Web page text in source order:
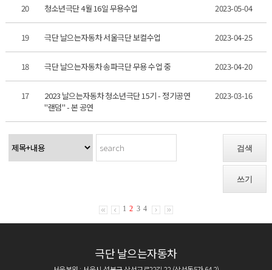
20 청소년극단 4월 16일 무용수업 2023-05-04
19 극단 날으는자동차 서울극단 보컬수업 2023-04-25
18 극단 날으는자동차 송파극단 무용 수업 중 2023-04-20
17
2023 날으는자동차 청소년극단 15기 - 정기공연
"랜덤" - 본 공연
2023-03-16
검색
쓰기
1 2 3 4
극단 날으는자동차